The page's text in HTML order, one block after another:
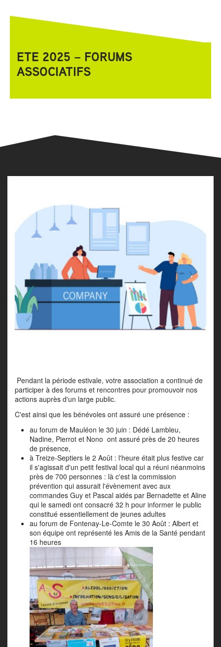
ETE 2025 – FORUMS
ASSOCIATIFS
Pendant la période estivale, votre association a continué de
participer à des forums et rencontres pour promouvoir nos
actions auprès d'un large public.
C'est ainsi que les bénévoles ont assuré une présence :
au forum de Mauléon le 30 juin : Dédé Lambleu,
Nadine, Pierrot et Nono ont assuré près de 20 heures
de présence,
à Treize-Septiers le 2 Août : l'heure était plus festive car
il s'agissait d'un petit festival local qui a réuni néanmoins
près de 700 personnes : là c'est la commission
prévention qui assurait l'évènement avec aux
commandes Guy et Pascal aidés par Bernadette et Aline
qui le samedi ont consacré 32 h pour informer le public
constitué essentiellement de jeunes adultes
au forum de Fontenay-Le-Comte le 30 Août : Albert et
son équipe ont représenté les Amis de la Santé pendant
16 heures